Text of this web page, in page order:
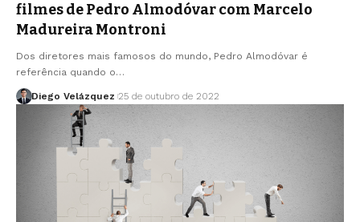
filmes de Pedro Almodóvar com Marcelo
Madureira Montroni
Dos diretores mais famosos do mundo, Pedro Almodóvar é
referência quando o…
Diego Velázquez 25 de outubro de 2022